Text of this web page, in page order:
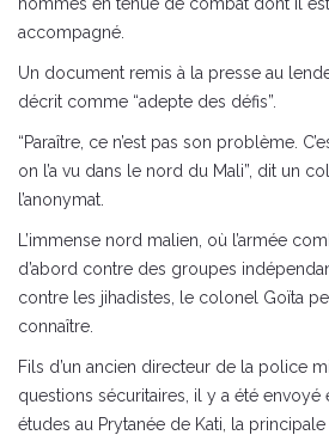
accompagné.
Un document remis à la presse au
décrit comme “adepte des défis”.
“Paraître, ce n’est pas son problème.
on l’a vu dans le nord du Mali”, dit un
l’anonymat.
L’immense nord malien, où l’armée
d’abord contre des groupes
contre les jihadistes, le colonel Goïta
connaître.
Fils d’un ancien directeur de la police
questions sécuritaires, il y a été envoyé
études au Prytanée de Kati, la